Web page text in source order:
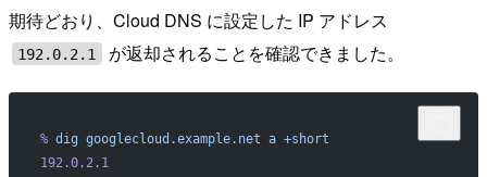
期待どおり、Cloud DNS に設定した IP アドレス
192.0.2.1 が返却されることを確認できました。
% dig googlecloud.example.net a +short
192.0.2.1